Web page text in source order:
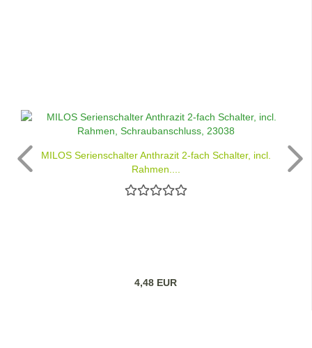
MILOS Serienschalter Anthrazit 2-fach Schalter, incl.
Rahmen,...
4,48 EUR